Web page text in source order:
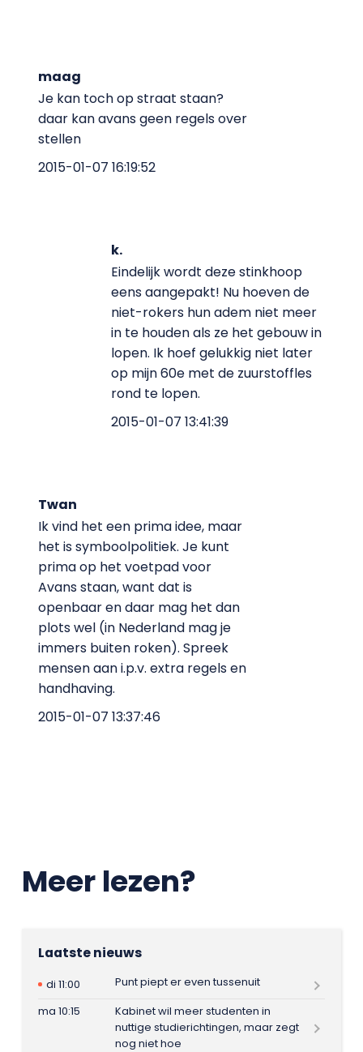
maag
Je kan toch op straat staan?
daar kan avans geen regels over
stellen
2015-01-07 16:19:52
k.
Eindelijk wordt deze stinkhoop
eens aangepakt! Nu hoeven de
niet-rokers hun adem niet meer
in te houden als ze het gebouw in
lopen. Ik hoef gelukkig niet later
op mijn 60e met de zuurstoffles
rond te lopen.
2015-01-07 13:41:39
Twan
Ik vind het een prima idee, maar
het is symboolpolitiek. Je kunt
prima op het voetpad voor
Avans staan, want dat is
openbaar en daar mag het dan
plots wel (in Nederland mag je
immers buiten roken). Spreek
mensen aan i.p.v. extra regels en
handhaving.
2015-01-07 13:37:46
Meer lezen?
Laatste nieuws
di 11:00
Punt piept er even tussenuit
ma 10:15
Kabinet wil meer studenten in
nuttige studierichtingen, maar zegt
nog niet hoe